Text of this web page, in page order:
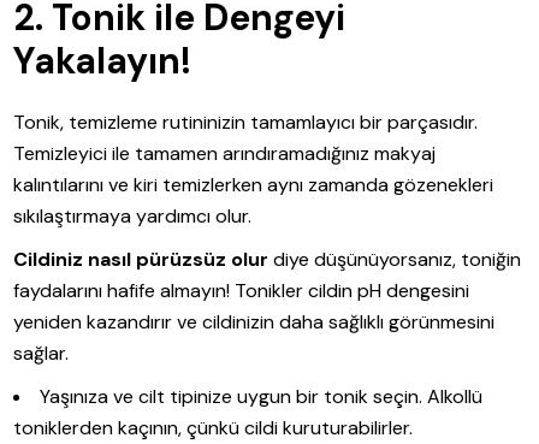
2. Tonik ile Dengeyi
Yakalayın!
Tonik, temizleme rutininizin tamamlayıcı bir parçasıdır.
Temizleyici ile tamamen arındıramadığınız makyaj
kalıntılarını ve kiri temizlerken aynı zamanda gözenekleri
sıkılaştırmaya yardımcı olur.
Cildiniz nasıl pürüzsüz olur diye düşünüyorsanız, toniğin
faydalarını hafife almayın! Tonikler cildin pH dengesini
yeniden kazandırır ve cildinizin daha sağlıklı görünmesini
sağlar.
Yaşınıza ve cilt tipinize uygun bir tonik seçin. Alkollü
toniklerden kaçının, çünkü cildi kuruturabilirler.